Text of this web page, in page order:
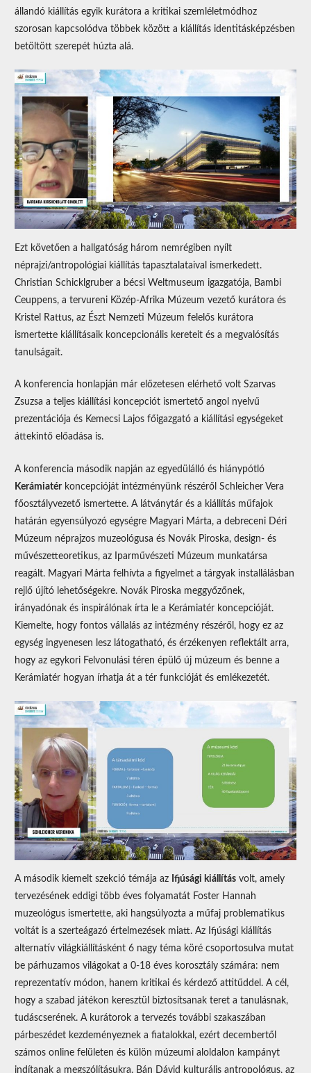
állandó kiállítás egyik kurátora a kritikai szemléletmódhoz
szorosan kapcsolódva többek között a kiállítás identitásképzésben
betöltött szerepét húzta alá.
Ezt követően a hallgatóság három nemrégiben nyílt
néprajzi/antropológiai kiállítás tapasztalataival ismerkedett.
Christian Schicklgruber a bécsi Weltmuseum igazgatója, Bambi
Ceuppens, a tervureni Közép-Afrika Múzeum vezető kurátora és
Kristel Rattus, az Észt Nemzeti Múzeum felelős kurátora
ismertette kiállításaik koncepcionális kereteit és a megvalósítás
tanulságait.
A konferencia honlapján már előzetesen elérhető volt Szarvas
Zsuzsa a teljes kiállítási koncepciót ismertető angol nyelvű
prezentációja és Kemecsi Lajos főigazgató a kiállítási egységeket
áttekintő előadása is.
A konferencia második napján az egyedülálló és hiánypótló
Kerámiatérkoncepcióját intézményünk részéről Schleicher Vera
főosztályvezető ismertette. A látványtár és a kiállítás műfajok
határán egyensúlyozó egységre Magyari Márta, a debreceni Déri
Múzeum néprajzos muzeológusa és Novák Piroska, design- és
művészetteoretikus, az Iparművészeti Múzeum munkatársa
reagált. Magyari Márta felhívta a figyelmet a tárgyak installálásban
rejlő újító lehetőségekre. Novák Piroska meggyőzőnek,
irányadónak és inspirálónak írta le a Kerámiatér koncepcióját.
Kiemelte, hogy fontos vállalás az intézmény részéről, hogy ez az
egység ingyenesen lesz látogatható, és érzékenyen reflektált arra,
hogy az egykori Felvonulási téren épülő új múzeum és benne a
Kerámiatér hogyan írhatja át a tér funkcióját és emlékezetét.
A második kiemelt szekció témája az Ifjúsági kiállításvolt, amely
tervezésének eddigi több éves folyamatát Foster Hannah
muzeológus ismertette, aki hangsúlyozta a műfaj problematikus
voltát is a szerteágazó értelmezések miatt. Az Ifjúsági kiállítás
alternatív világkiállításként 6 nagy téma köré csoportosulva mutat
be párhuzamos világokat a 0-18 éves korosztály számára: nem
reprezentatív módon, hanem kritikai és kérdező attitűddel. A cél,
hogy a szabad játékon keresztül biztosítsanak teret a tanulásnak,
tudáscserének. A kurátorok a tervezés további szakaszában
párbeszédet kezdeményeznek a fiatalokkal, ezért decembertől
számos online felületen és külön múzeumi aloldalon kampányt
indítanak a megszólításukra. Bán Dávid kulturális antropológus, az